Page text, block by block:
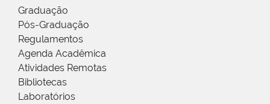
Graduação
Pós-Graduação
Regulamentos
Agenda Acadêmica
Atividades Remotas
Bibliotecas
Laboratórios